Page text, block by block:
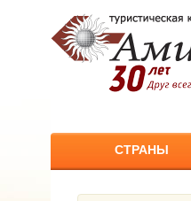
СТРАНЫ